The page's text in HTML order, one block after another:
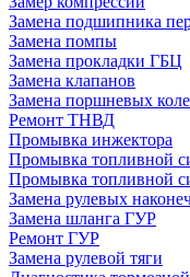
Замена подшипника
Замена помпы
Замена прокладки ГБЦ
Замена клапанов
Замена поршневых
Ремонт ТНВД
Промывка инжектора
Промывка топливной
Промывка топливной
Замена рулевых
Замена шланга ГУР
Ремонт ГУР
Замена рулевой тяги